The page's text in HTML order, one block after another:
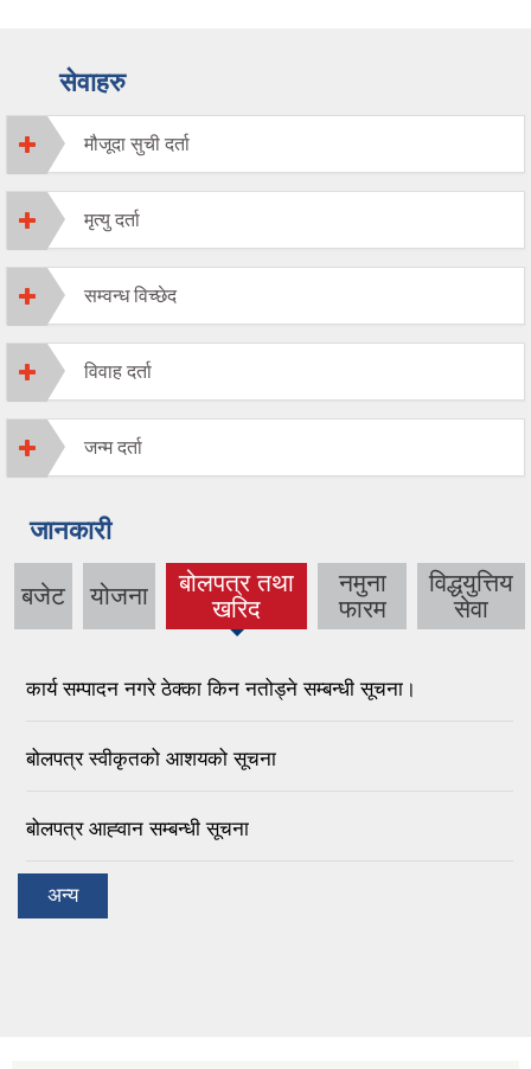
सेवाहरु
मौजूदा सुची दर्ता
मृत्यु दर्ता
सम्वन्ध विच्छेद
विवाह दर्ता
जन्म दर्ता
जानकारी
बजेट योजना
बोलपत्र तथा
खरिद
(active tab)
नमुना
फारम
विद्धयुत्तिय
सेवा
कार्य सम्पादन नगरे ठेक्का किन नतोड्ने सम्बन्धी सूचना।
बोलपत्र स्वीकृतको आशयको सूचना
बोलपत्र आह्‍वान सम्बन्धी सूचना
अन्य